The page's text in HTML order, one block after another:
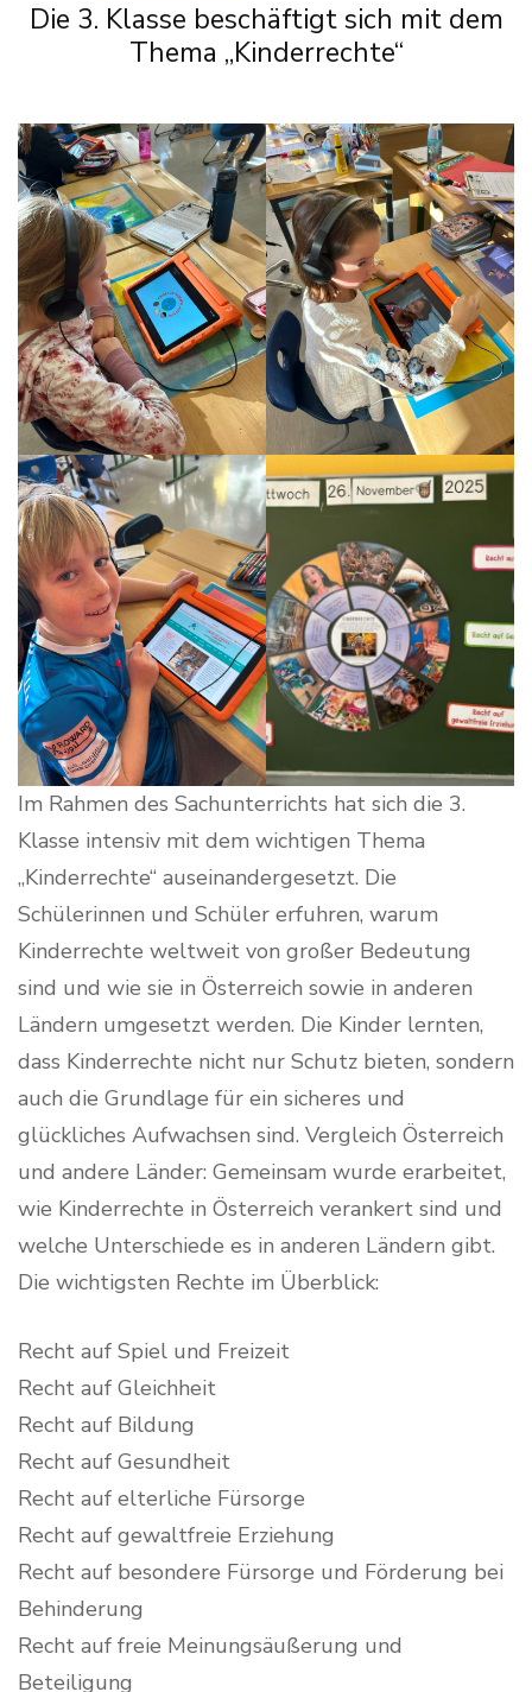
Die 3. Klasse beschäftigt sich mit dem
Thema „Kinderrechte“
Im Rahmen des Sachunterrichts hat sich die 3.
Klasse intensiv mit dem wichtigen Thema
„Kinderrechte“ auseinandergesetzt. Die
Schülerinnen und Schüler erfuhren, warum
Kinderrechte weltweit von großer Bedeutung
sind und wie sie in Österreich sowie in anderen
Ländern umgesetzt werden. Die Kinder lernten,
dass Kinderrechte nicht nur Schutz bieten, sondern
auch die Grundlage für ein sicheres und
glückliches Aufwachsen sind. Vergleich Österreich
und andere Länder: Gemeinsam wurde erarbeitet,
wie Kinderrechte in Österreich verankert sind und
welche Unterschiede es in anderen Ländern gibt.
Die wichtigsten Rechte im Überblick:
Recht auf Spiel und Freizeit
Recht auf Gleichheit
Recht auf Bildung
Recht auf Gesundheit
Recht auf elterliche Fürsorge
Recht auf gewaltfreie Erziehung
Recht auf besondere Fürsorge und Förderung bei
Behinderung
Recht auf freie Meinungsäußerung und
Beteiligung